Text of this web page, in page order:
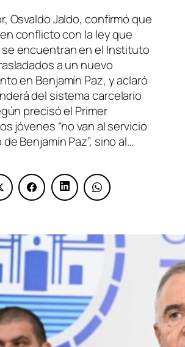
Osvaldo Jaldo, confirmó que
conflicto con la ley que
encuentran en el Instituto
a un nuevo
en Benjamín Paz, y aclaró
del sistema carcelario
precisó el Primer
jóvenes “no van al servicio
Benjamín Paz”, sino al…